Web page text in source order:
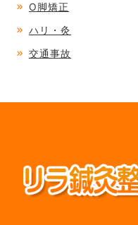
O脚矯正
ハリ・灸
交通事故